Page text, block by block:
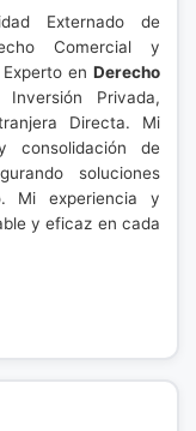
Externado de
Comercial y
en Derecho
Privada,
Directa. Mi
consolidación de
soluciones
Mi experiencia y
y eficaz en cada